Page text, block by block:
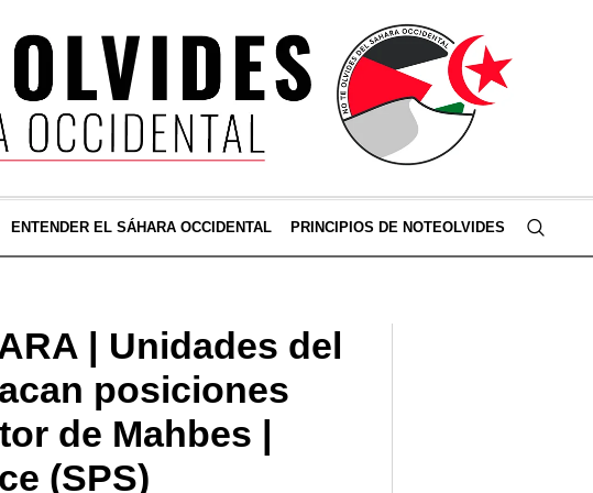
ENTENDER EL SÁHARA OCCIDENTAL PRINCIPIOS DE NOTEOLVIDES
| Unidades del
posiciones
de Mahbes |
(SPS)